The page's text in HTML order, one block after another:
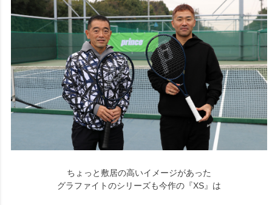
ちょっと敷居の高いイメージがあった
グラファイトのシリーズも今作の『XS』は